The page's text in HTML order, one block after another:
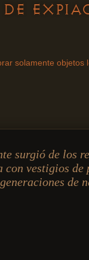
DE
solamente objetos
surgió de los
con vestigios
generaciones de